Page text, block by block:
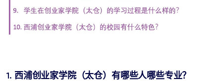
1. 西浦创业家学院（太仓）有哪些人哪些专业？